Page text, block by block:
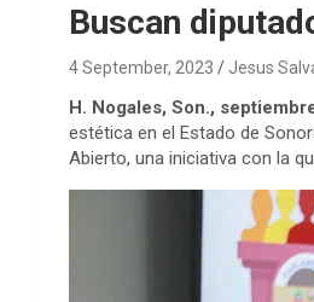
Buscan
4 September, 2023 Jesus
H. Nogales, Son.,
estética en el Estado de
Abierto, una iniciativa con la